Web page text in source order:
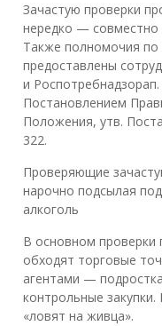
Зачастую проверки
нередко — совместно
Также полномочия
предоставлены
и
Постановлением
Положения, утв.
322.
Проверяющие
нарочно подсылая
алкоголь
В основном проверки
обходят торговые
агентами —
контрольные
«ловят на живца».